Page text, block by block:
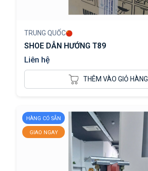
TRUNG QUỐC
SHOE DẪN HƯỚNG T89
Liên hệ
THÊM VÀO GIỎ HÀNG
HÀNG CÓ SẴN
GIAO NGAY